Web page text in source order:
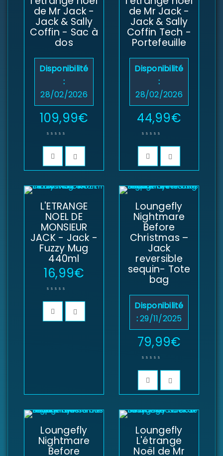
de passe*
Se souvenir de moi
SE CONNECTER
DE PASSE PERDU ?
de Mr Jack -
Jack & Sally
Coffin - Sac à
dos
Disponibilité
:
28/02/2026
109,99€
de Mr Jack -
Jack & Sally
Coffin Tech -
Portefeuille
Disponibilité
:
28/02/2026
44,99€
L'ETRANGE
NOEL DE
MONSIEUR
JACK - Jack -
Fuzzy Mug
440ml
16,99€
Loungefly
Nightmare
Before
Christmas –
Jack
reversible
sequin- Tote
bag
Disponibilité
:29/11/2025
79,99€
Loungefly
Nightmare
Before
Loungefly
L'étrange
Noël de Mr